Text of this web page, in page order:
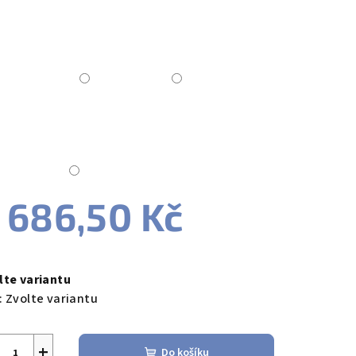
686,50 Kč
variantu
Zvolte variantu
Do košíku